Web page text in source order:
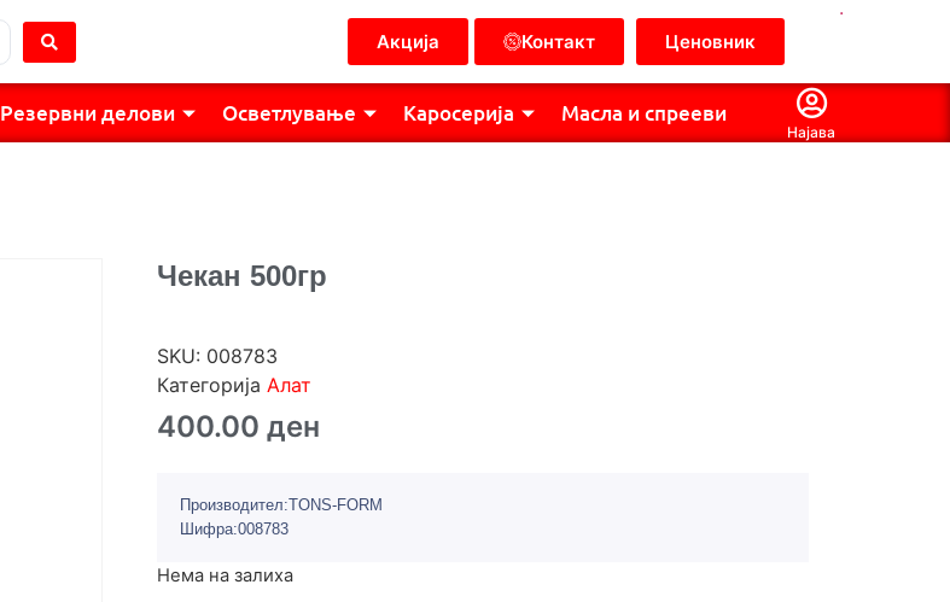
Акција Контакт Ценовник
.
Резервни делови Осветлување Каросерија Масла и спрееви
Најава
Чекан 500гр
SKU: 008783
Категорија Алат
400.00 ден
Производител:TONS-FORM
Шифра:008783
Нема на залиха